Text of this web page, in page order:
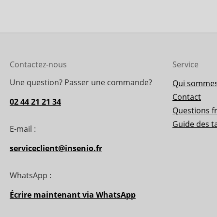
Contactez-nous
Une question? Passer une commande?
02 44 21 21 34
E-mail :
serviceclient@insenio.fr
WhatsApp :
Écrire maintenant via WhatsApp
Service
Qui
Contact
Questions
Guide des